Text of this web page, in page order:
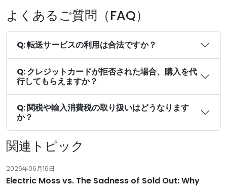
よくあるご質問（FAQ）
Q: 転送サービスの利用は合法ですか？
Q: クレジットカードが拒否された場合、購入を代
行してもらえますか？
Q: 関税や輸入消費税の取り扱いはどうなります
か？
関連トピック
2026年06月16日
Electric Moss vs. The Sadness of Sold Out: Why